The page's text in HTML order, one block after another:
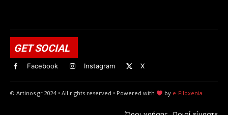
GET SOCIAL
Facebook Instagram X
© Artinos.gr 2024 • All rights reserved • Powered with by e-Filoxenia